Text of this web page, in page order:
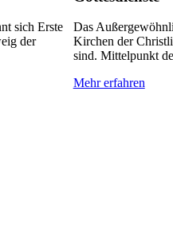
sich Erste
der
Das
Kirchen der
sind. Mittelpunkt
Mehr erfahren